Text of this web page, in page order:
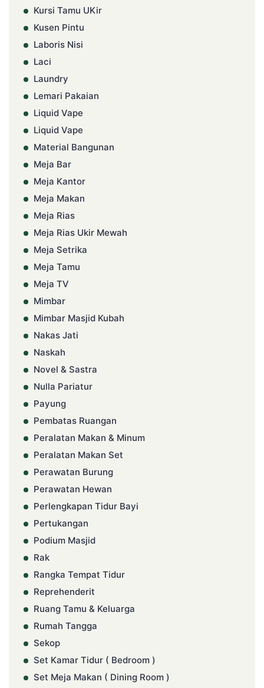
Kursi Tamu UKir
Kusen Pintu
Laboris Nisi
Laci
Laundry
Lemari Pakaian
Liquid Vape
Liquid Vape
Material Bangunan
Meja Bar
Meja Kantor
Meja Makan
Meja Rias
Meja Rias Ukir Mewah
Meja Setrika
Meja Tamu
Meja TV
Mimbar
Mimbar Masjid Kubah
Nakas Jati
Naskah
Novel & Sastra
Nulla Pariatur
Payung
Pembatas Ruangan
Peralatan Makan & Minum
Peralatan Makan Set
Perawatan Burung
Perawatan Hewan
Perlengkapan Tidur Bayi
Pertukangan
Podium Masjid
Rak
Rangka Tempat Tidur
Reprehenderit
Ruang Tamu & Keluarga
Rumah Tangga
Sekop
Set Kamar Tidur ( Bedroom )
Set Meja Makan ( Dining Room )